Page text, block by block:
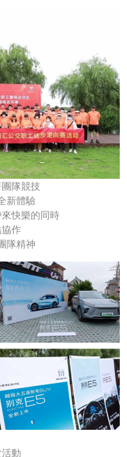
隊競技
新體驗
快樂的同時
作
隊精神
動